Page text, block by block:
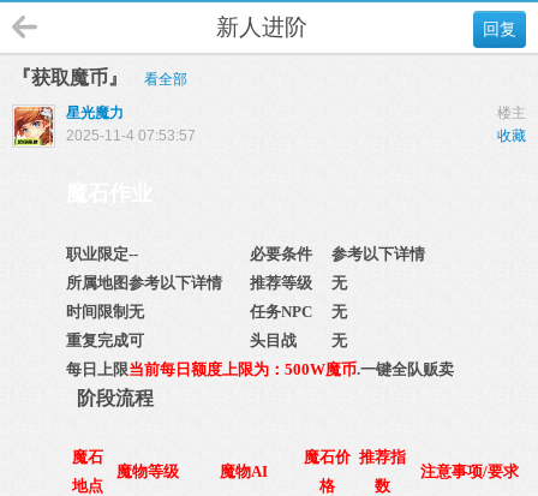
回复
新人进阶
『获取魔币』
看全部
楼主
星光魔力
收藏
2025-11-4 07:53:57
职业限定-- 必要条件
参考以下详情
所属地图参考以下详情 推荐等级
无
时间限制 无 任务NPC
无
重复完成可 头目战
无
每日上限当前每日额度上限为：500W魔币.一键全队贩卖
阶段流程
魔石
地点
魔物等级 魔物AI
魔石价
格
推荐指
数
注意事项/要求